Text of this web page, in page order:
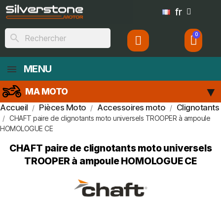
fr
search
MENU
MA MOTO
Accueil Pièces Moto Accessoires moto Clignotants
CHAFT paire de clignotants moto universels TROOPER à ampoule
HOMOLOGUE CE
CHAFT paire de clignotants moto universels
TROOPER à ampoule HOMOLOGUE CE